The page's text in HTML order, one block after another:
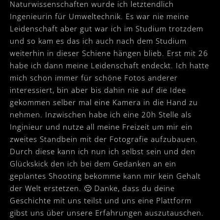
Naturwissenschaften wurde ich letztendlich
Ingenieurin für Umweltechnik. Es war nie meine
Leidenschaft aber gut war ich im Studium trotzdem
und so kam es das ich auch nach dem Studium
weiterhin in dieser Schiene hängen blieb. Erst mit 26
habe ich dann meine Leidenschaft endeckt. Ich hatte
mich schon immer für schöne Fotos anderer
interessiert, bin aber bis dahin nie auf die Idee
gekommen selber mal eine Kamera in die Hand zu
nehmen. Inzwischen habe ich eine 20h Stelle als
Inginieur und nutze all meine Freizeit um mir ein
zweites Standbein mit der Fotografie aufzubauen.
Durch diese kann ich nun ich selbst sein und den
Glückskick den ich bei dem Gedanken an ein
geplantes Shooting bekomme kann mir kein Gehalt
der Welt erstetzen. 🙂 Danke, dass du deine
Geschichte mit uns teilst und uns eine Plattform
gibst uns über unsere Erfahrungen auszutauschen.